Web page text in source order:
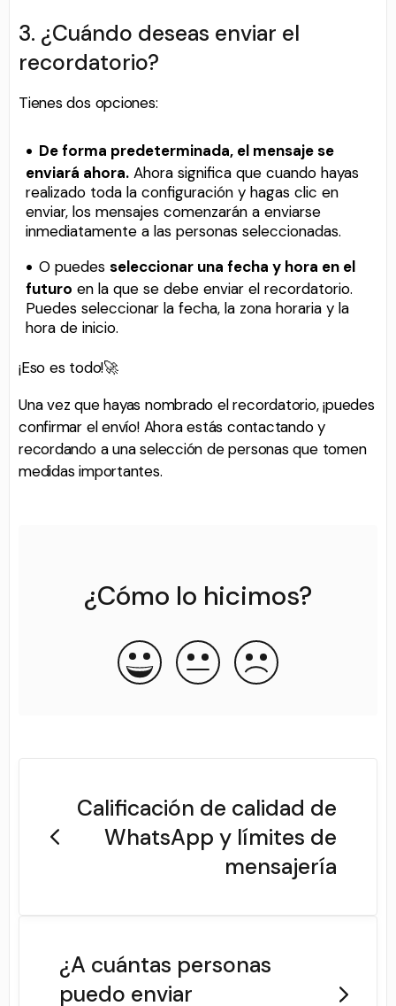
3. ¿Cuándo deseas enviar el
recordatorio?
Tienes dos opciones:
De forma predeterminada, el mensaje se
enviará ahora. Ahora significa que cuando hayas
realizado toda la configuración y hagas clic en
enviar, los mensajes comenzarán a enviarse
inmediatamente a las personas seleccionadas.
O puedesseleccionar una fecha y hora en el
futuro en la que se debe enviar el recordatorio.
Puedes seleccionar la fecha, la zona horaria y la
hora de inicio.
¡Eso es todo!🚀
Una vez que hayas nombrado el recordatorio, ¡puedes
confirmar el envío! Ahora estás contactando y
recordando a una selección de personas que tomen
medidas importantes.
¿Cómo lo hicimos?
Calificación de calidad de
WhatsApp y límites de
mensajería
¿A cuántas personas
puedo enviar